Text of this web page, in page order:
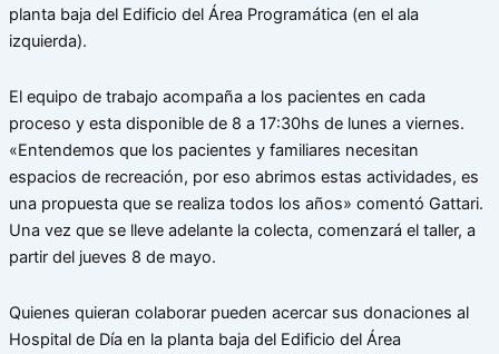
planta baja del Edificio del Área Programática (en el ala
izquierda).
El equipo de trabajo acompaña a los pacientes en cada
proceso y esta disponible de 8 a 17:30hs de lunes a viernes.
«Entendemos que los pacientes y familiares necesitan
espacios de recreación, por eso abrimos estas actividades, es
una propuesta que se realiza todos los años» comentó Gattari.
Una vez que se lleve adelante la colecta, comenzará el taller, a
partir del jueves 8 de mayo.
Quienes quieran colaborar pueden acercar sus donaciones al
Hospital de Día en la planta baja del Edificio del Área